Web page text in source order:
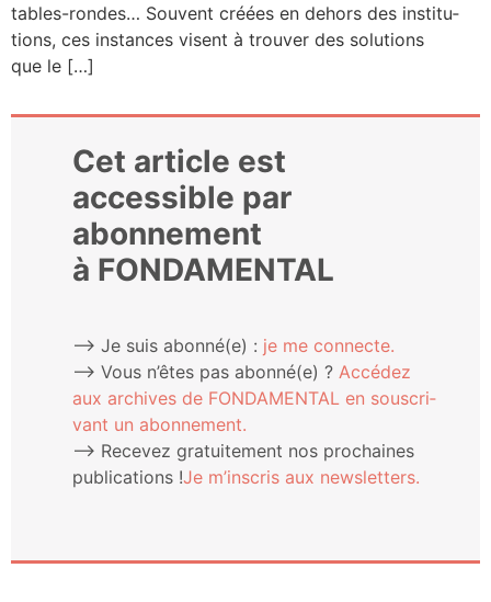
tables-rondes… Sou­vent créées en dehors des ins­ti­tu­
tions, ces ins­tances visent à trou­ver des solu­tions
que le […]
Cet article est
accessible par
abonnement
à FONDAMENTAL
⟶ Je suis abonné(e) : je me connecte.
⟶ Vous n’êtes pas abonné(e) ? Accé­dez
aux archives de FONDAMENTAL en sous­cri­
vant un abonnement.
⟶ Rece­vez gra­tui­te­ment nos pro­chaines
publi­ca­tions !Je m’ins­cris aux newsletters.